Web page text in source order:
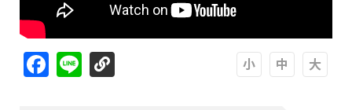
Facebook
Line